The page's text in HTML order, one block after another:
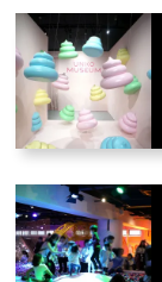
ランキング
ブログ記事
サイトについて